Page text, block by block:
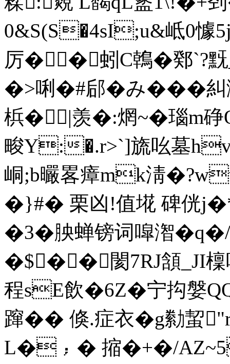
0& S(S�4sI;u&岻0懅5j
厉��蚓C鶾�鄈`?
�>唎�#郈�み��
梹�|羡�:焹~�瑙m
畯Y:�.r>`]旒吆墓
峒;b曮畧瘴mk淸
�}#� 栗凶!值埖 碑侊
�3�胦蝉镑词噑潪�q�/
�$��閡7RJ頷_JI
程sE飲�6Z�宁抅媻
蹿�� 倏.症衣�g勬蛪
L�﹔� 摍�+�/